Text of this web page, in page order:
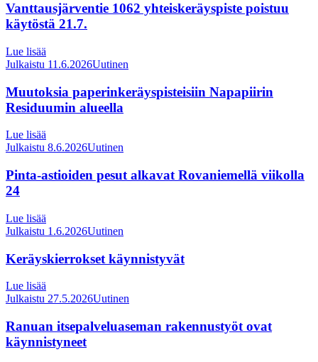
Vanttausjärventie 1062 yhteiskeräyspiste poistuu
käytöstä 21.7.
Lue lisää
Julkaistu 11.6.2026Uutinen
Muutoksia paperinkeräyspisteisiin Napapiirin
Residuumin alueella
Lue lisää
Julkaistu 8.6.2026Uutinen
Pinta-astioiden pesut alkavat Rovaniemellä viikolla
24
Lue lisää
Julkaistu 1.6.2026Uutinen
Keräyskierrokset käynnistyvät
Lue lisää
Julkaistu 27.5.2026Uutinen
Ranuan itsepalveluaseman rakennustyöt ovat
käynnistyneet